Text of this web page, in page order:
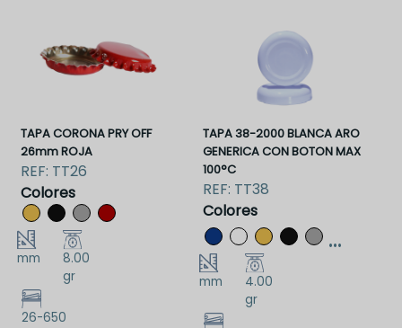
TAPA CORONA PRY OFF
26mm ROJA
REF: TT26
Colores
mm
8.00
gr
26-650
TAPA 38-2000 BLANCA ARO
GENERICA CON BOTON MAX
100°C
REF: TT38
Colores
...
mm
4.00
gr